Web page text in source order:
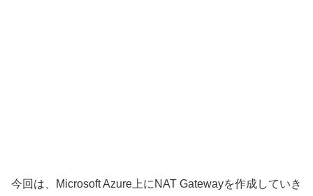
今回は、Microsoft Azure上にNAT Gatewayを作成していき